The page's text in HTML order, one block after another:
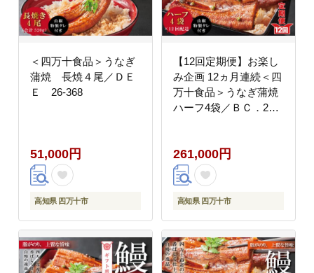
＜四万十食品＞うなぎ
蒲焼 長焼４尾／ＤＥ
Ｅ 26-368
51,000円
高知県 四万十市
【12回定期便】お楽し
み企画 12ヵ月連続＜四
万十食品＞うなぎ蒲焼
ハーフ4袋／ＢＣ．26-
261,000円
高知県 四万十市